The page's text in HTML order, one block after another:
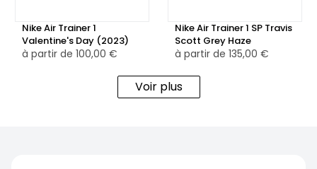
Nike Air Trainer 1
Valentine's Day (2023)
à partir de 100,00 €
Nike Air Trainer 1 SP Travis
Scott Grey Haze
à partir de 135,00 €
Voir plus